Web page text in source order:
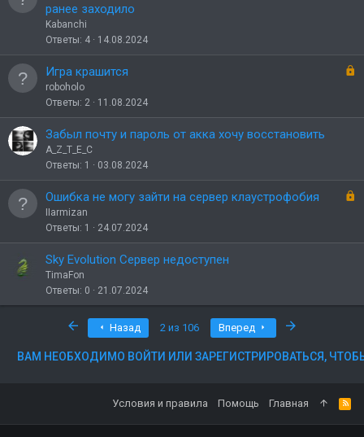
ранее заходило
Kabanchi
Ответы 4 14.08.2024
р
Игра крашится
roboholo
Ответы 2 11.08.2024
Забыл почту и пароль от акка хочу восстановить
A_Z_T_E_C
Ответы 1 03.08.2024
р
Ошибка не могу зайти на сервер клаустрофобия
IIarmizan
Ответы 1 24.07.2024
Sky Evolution Сервер недоступен
TimaFon
Ответы 0 21.07.2024
ПервыйНазад 2 из 106 Вперед
ВАМ НЕОБХОДИМО ВОЙТИ ИЛИ ЗАРЕГИСТРИРОВАТЬСЯ,
Условия и правила Помощь Главная